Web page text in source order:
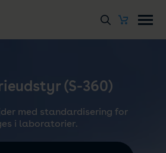
(S-360)
med standardisering for
i laboratorier.